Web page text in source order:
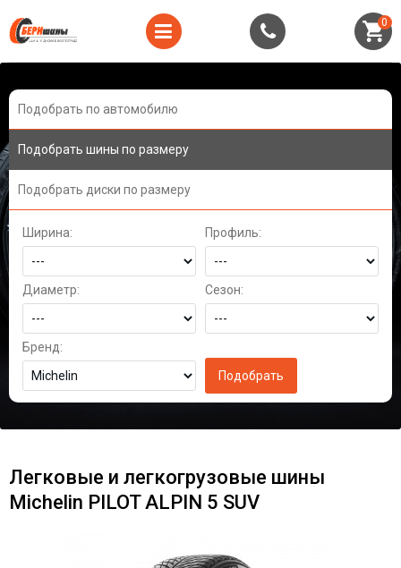
0
Подобрать по автомобилю
Подобрать шины по размеру
Подобрать диски по размеру
Ширина: Профиль:
Диаметр: Сезон:
Бренд:
Легковые и легкогрузовые шины
Michelin PILOT ALPIN 5 SUV